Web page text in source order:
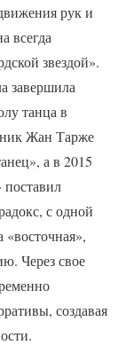
рук и
всегда
звездой».
завершила
танца в
Жан Тарже
а в 2015
поставил
с одной
Через свое
создавая